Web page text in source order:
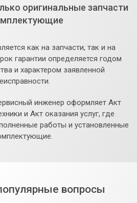
оригинальные запчасти
как на запчасти, так и на
гарантии определяется годом
и характером заявленной
инженер оформляет Акт
и Акт оказания услуг, где
работы и установленные
вопросы